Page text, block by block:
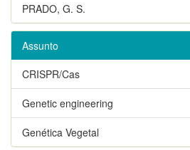
PRADO, G. S.
Assunto
CRISPR/Cas
Genetic engineering
Genética Vegetal